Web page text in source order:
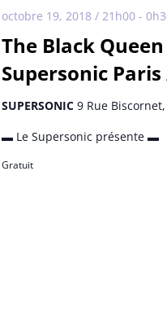
The Black
Supersonic Paris
octobre 19, 2018 / 21h00 -
SUPERSONIC9 Rue
▬ Le Supersonic présente ▬
Gratuit